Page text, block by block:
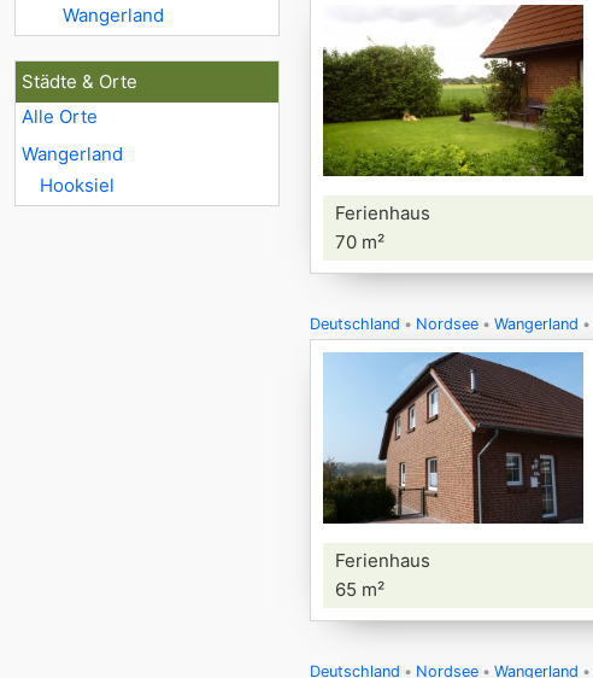
Wangerland
Städte & Orte
Alle Orte
Wangerland
Hooksiel
Ferienhaus
70 m²
Deutschland Nordsee Wangerland
Ferienhaus
65 m²
Deutschland Nordsee Wangerland